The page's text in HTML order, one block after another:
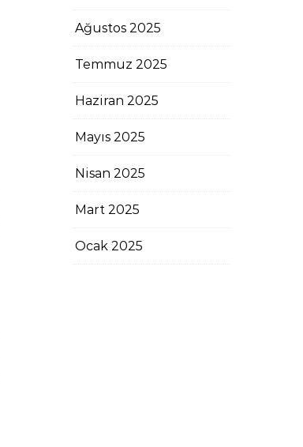
Ağustos 2025
Temmuz 2025
Haziran 2025
Mayıs 2025
Nisan 2025
Mart 2025
Ocak 2025